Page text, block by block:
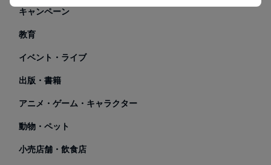
キャンペーン
教育
イベント・ライブ
出版・書籍
アニメ・ゲーム・キャラクター
動物・ペット
小売店舗・飲食店